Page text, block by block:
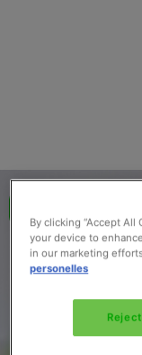
By clicking “Accept
your device to
in our marketing
personelles